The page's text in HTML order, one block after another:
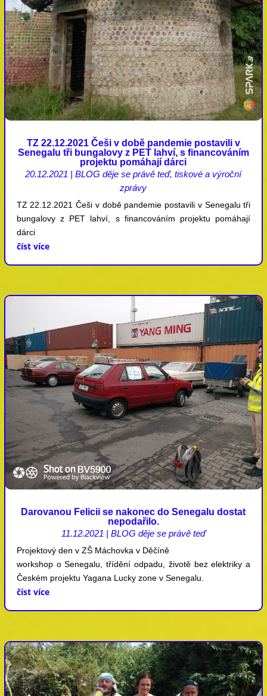
TZ 22.12.2021 Češi v době pandemie postavili v
Senegalu tři bungalovy z PET lahví, s financováním
projektu pomáhají dárci
20.12.2021 |BLOG děje se právě teď,tiskové a výroční
zprávy
TZ 22.12.2021 Češi v době pandemie postavili v Senegalu tři
bungalovy z PET lahví, s financováním projektu pomáhají
dárci
číst více
Darovanou Felicii se nakonec do Senegalu dostat
nepodařilo.
11.12.2021 | BLOG děje se právě teď
Projektový den v ZŠ Máchovka v Děčíně
workshop o Senegalu, třídění odpadu, životě bez elektriky a
Českém projektu Yagana Lucky zone v Senegalu.
číst více